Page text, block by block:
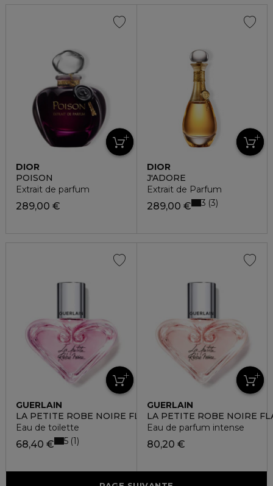
DIOR
POISON
Extrait de parfum
289,00 €
DIOR
J'ADORE
Extrait de Parfum
289,00 € 3 3
GUERLAIN
LA PETITE ROBE NOIRE FLACON CŒUR
Eau de toilette
68,40 € 5 1
GUERLAIN
LA PETITE ROBE NOIRE
Eau de parfum intense
80,20 €